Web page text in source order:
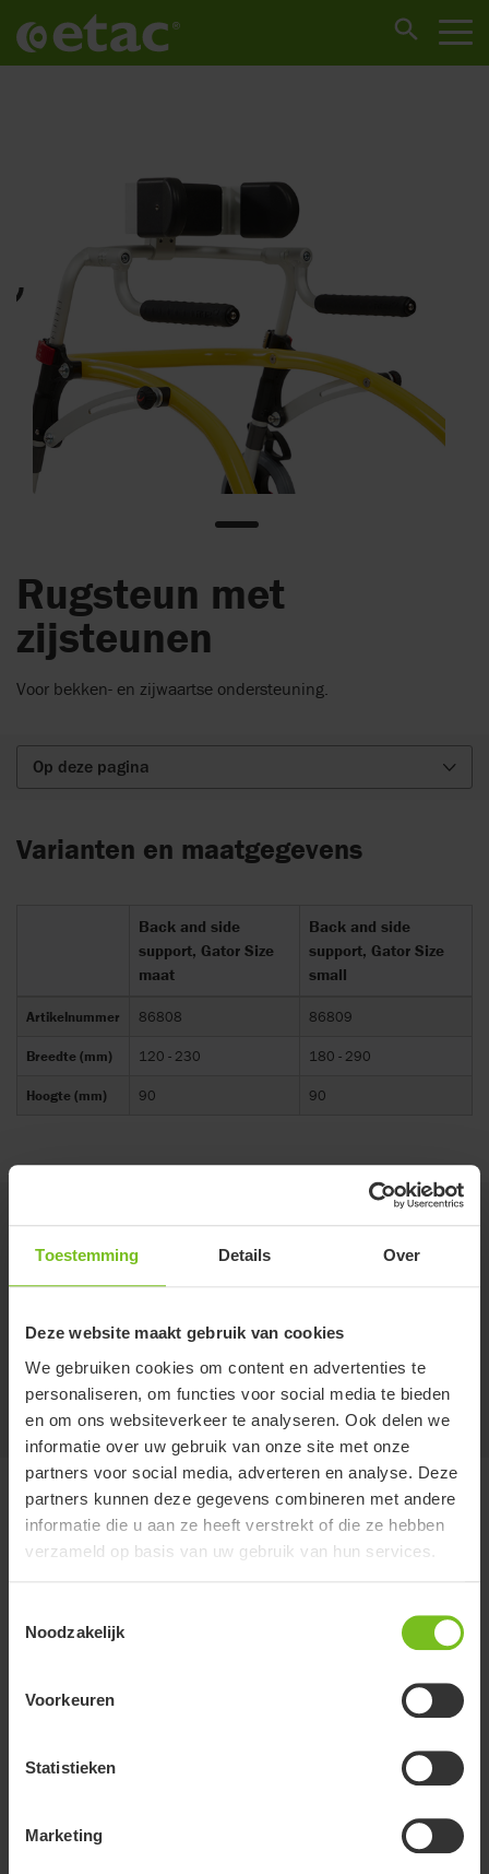
Toestemming Details Over
Deze website maakt gebruik van cookies
We gebruiken cookies om content en advertenties te
personaliseren, om functies voor social media te bieden
en om ons websiteverkeer te analyseren. Ook delen we
informatie over uw gebruik van onze site met onze
partners voor social media, adverteren en analyse. Deze
partners kunnen deze gegevens combineren met andere
informatie die u aan ze heeft verstrekt of die ze hebben
verzameld op basis van uw gebruik van hun services.
Noodzakelijk
Voorkeuren
Statistieken
Marketing
Rugsteun met
zijsteunen
Voor bekken- en zijwaartse ondersteuning.
Op deze pagina
Varianten en maatgegevens
Back and side
support, Gator Size
maat
Back and side
support, Gator Size
small
Artikelnummer 86808 86809
Breedte (mm) 120 - 230 180 - 290
Hoogte (mm) 90 90
Accessoires
Voor extra veiligheid tijdens het lopen.
Documenten
waarnaar wordt verwezen kunnen zonder voorafgaande kennisgeving
worden gewijzigd en de lezer wordt geadviseerd om te zorgen voor
Toon alles
Wis filter